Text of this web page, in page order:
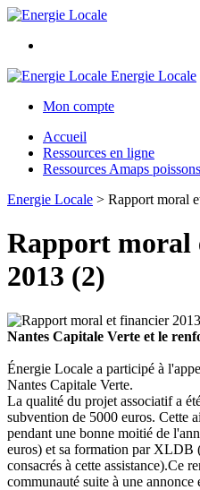
Energie Locale
Mon compte
Accueil
Ressources en ligne
Ressources Amaps poissons
Energie Locale > Rapport moral
Rapport moral
2013 (2)
Nantes Capitale Verte et le
Énergie Locale a participé à
Nantes Capitale Verte.
La qualité du projet associatif a
subvention de 5000 euros. Cette
pendant une bonne moitié de
euros) et sa formation par XLDB
consacrés à cette assistance).Ce
communauté suite à une annonce